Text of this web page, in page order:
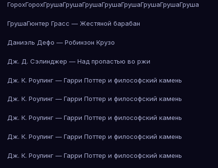
ГорохГорохГрушаГрушаГрушаГрушаГрушаГрушаГрушаГруша
ГрушаГюнтер Грасс — Жестяной барабан
Даниэль Дефо — Робинзон Крузо
Дж. Д. Сэлинджер — Над пропастью во ржи
Дж. К. Роулинг — Гарри Поттер и философский камень
Дж. К. Роулинг — Гарри Поттер и философский камень
Дж. К. Роулинг — Гарри Поттер и философский камень
Дж. К. Роулинг — Гарри Поттер и философский камень
Дж. К. Роулинг — Гарри Поттер и философский камень